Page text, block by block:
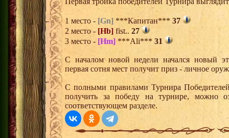
1 место - [Gn] ***Капитан*** 37
2 место - [Hb] fist.. 27
3 место - [Hm] ***Ali*** 31
С началом новой недели начался новый
первая сотня мест получит приз - личное
С полными правилами Турнира
получить за победу на турнире, можно
соответствующем разделе.